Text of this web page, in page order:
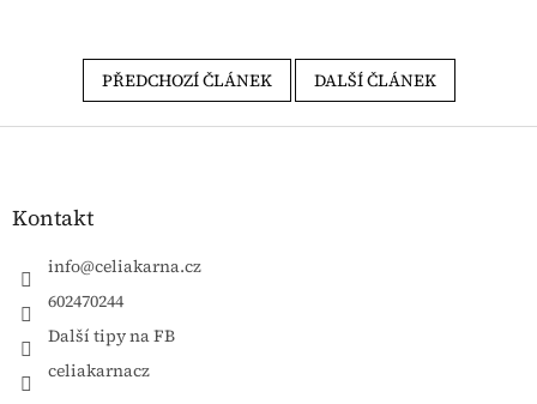
PŘEDCHOZÍ ČLÁNEK DALŠÍ ČLÁNEK
Zápatí
Kontakt
info@celiakarna.cz
602470244
Další tipy na FB
celiakarnacz